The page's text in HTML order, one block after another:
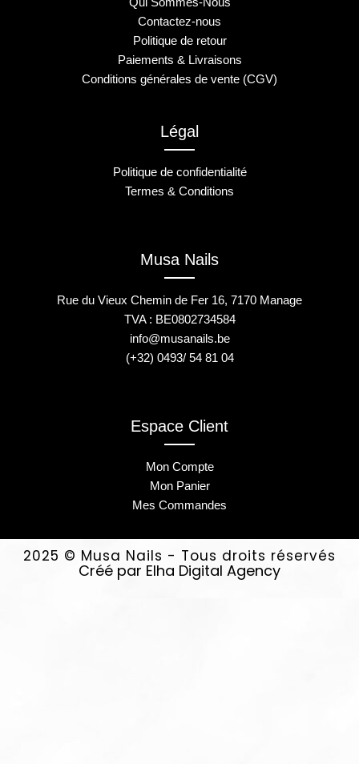
Contactez-nous
Politique de retour
Paiements & Livraisons
Conditions générales de vente (CGV)
Légal
Politique de confidentialité
Termes & Conditions
Musa Nails
Rue du Vieux Chemin de Fer 16, 7170 Manage
TVA : BE0802734584
info@musanails.be
(+32) 0493/ 54 81 04
Espace Client
Mon Compte
Mon Panier
Mes Commandes
2025 © Musa Nails - Tous droits réservés
Créé par Elha Digital Agency